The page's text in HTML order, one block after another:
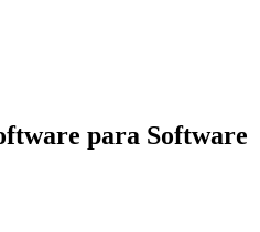
para Software